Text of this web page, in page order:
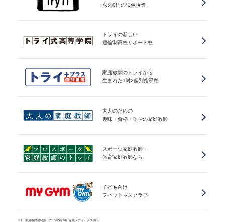
永久0円の映像授業
トライの新しい
通信制高校サポート校
家庭教師のトライから
生まれた1対2個別指導塾
大人のための
趣味・資格・語学の家庭教師
スポーツ家庭教師・
体育家庭教師なら
子ども向け
フィットネスクラブ
※1 家庭教師生徒数、2016年5月20日産經メディックス調べ